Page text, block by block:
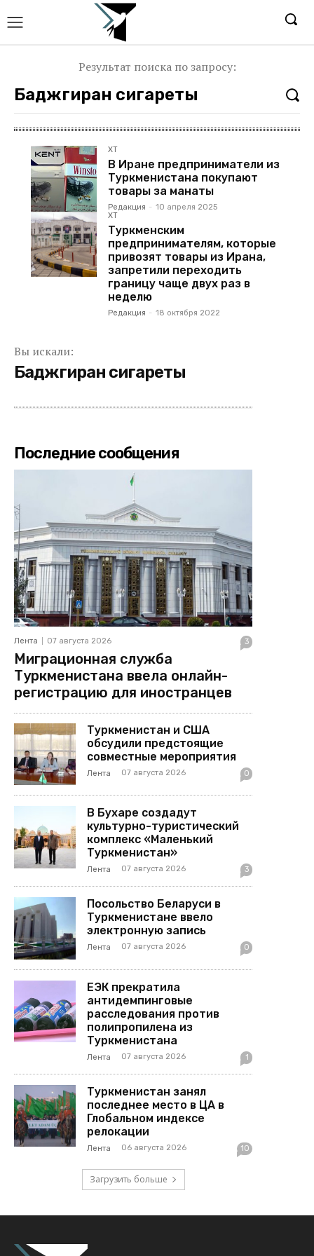
Результат поиска по запросу:
ХТ
В Иране предприниматели из
Туркменистана покупают
товары за манаты
Редакция - 10 апреля 2025
ХТ
Туркменским
предпринимателям, которые
привозят товары из Ирана,
запретили переходить
границу чаще двух раз в
неделю
Редакция - 18 октября 2022
Вы искали:
Баджгиран сигареты
Последние сообщения
Лента 07 августа 2026 3
Миграционная служба
Туркменистана ввела онлайн-
регистрацию для иностранцев
Туркменистан и США
обсудили предстоящие
совместные мероприятия
Лента 07 августа 2026 0
В Бухаре создадут
культурно-туристический
комплекс «Маленький
Туркменистан»
Лента 07 августа 2026 3
Посольство Беларуси в
Туркменистане ввело
электронную запись
Лента 07 августа 2026 0
ЕЭК прекратила
антидемпинговые
расследования против
полипропилена из
Туркменистана
Лента 07 августа 2026 1
Туркменистан занял
последнее место в ЦА в
Глобальном индексе
релокации
Лента 06 августа 2026 10
Загрузить больше